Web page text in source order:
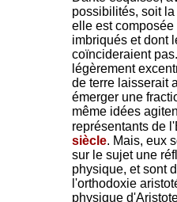
possibilités, soit
elle est
imbriqués et dont
coïncideraient
légèrement
de terre laisserait
émerger une
même idées
représentants de
siècle. Mais, eux
sur le sujet une
physique, et sont
l'orthodoxie
physique